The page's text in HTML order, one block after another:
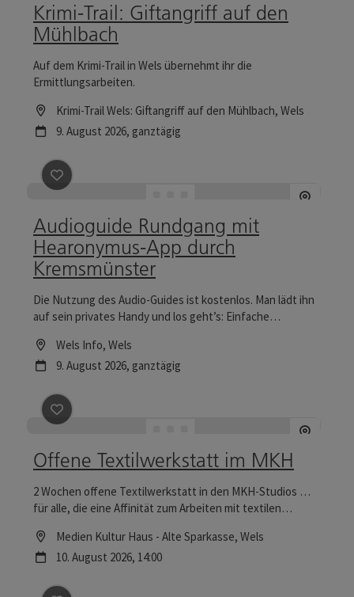
Krimi-Trail: Giftangriff auf den
Mühlbach
Auf dem Krimi-Trail in Wels übernehmt ihr die
Ermittlungsarbeiten.
Location
Krimi-Trail Wels: Giftangriff auf den Mühlbach, Wels
Nächster Termin
9. August 2026, ganztägig
Beitrag merken
Audioguide Rundgang mit
Hearonymus-App durch
Kremsmünster
Die Nutzung des Audio-Guides ist kostenlos. Man lädt ihn
auf sein privates Handy und los geht’s: Einfache
„Gaumenfreunde“ und im Rathaus-Bürgerbüro. Der Weg
ist ein Spaziergang durch die Zeit, vorbei an allen
Location
Wels Info, Wels
Nächster Termin
9. August 2026, ganztägig
Beitrag merken
Offene Textilwerkstatt im MKH
2 Wochen offene Textilwerkstatt in den MKH-Studios …
für alle, die eine Affinität zum Arbeiten mit textilen
herausgehen wollen! Alles ist möglich: intensives
künstlerisches Arbeiten, textile Techniken ausprobieren,
Sockenstricken oder Kleidung flicken in Gesellschaft.
Location
Medien Kultur Haus - Alte Sparkasse, Wels
Nächster Termin
10. August 2026, 14:00